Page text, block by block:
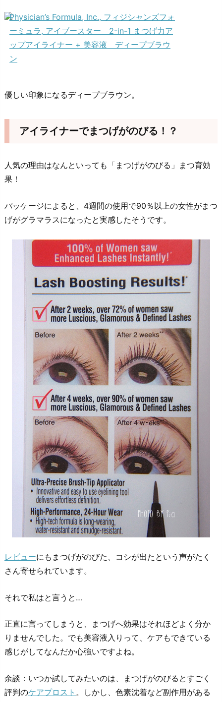
Physician’s Formula, Inc., フィジシャンズフォ
ーミュラ, アイブースター 2-in-1 まつげ力ア
ップアイライナー + 美容液 ディープブラウ
ン
優しい印象になるディープブラウン。
アイライナーでまつげがのびる！？
人気の理由はなんといっても「まつげがのびる」まつ育効
果！
パッケージによると、4週間の使用で90％以上の女性がまつ
げがグラマラスになったと実感したそうです。
レビューにもまつげがのびた、コシが出たという声がたく
さん寄せられています。
それで私はと言うと…
正直に言ってしまうと、まつげへ効果はそれほどよく分か
りませんでした。でも美容液入りって、ケアもできている
感じがしてなんだか心強いですよね。
余談：いつか試してみたいのは、まつげがのびるとすごく
評判のケアプロスト 。しかし、色素沈着など副作用がある